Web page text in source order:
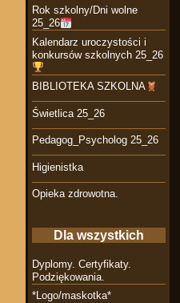
Rok szkolny/Dni wolne
25_26
Kalendarz uroczystości i
konkursów szkolnych 25_26
BIBLIOTEKA SZKOLNA
Świetlica 25_26
Pedagog_Psycholog 25_26
Higienistka
Opieka zdrowotna.
Dla wszystkich
Dyplomy. Certyfikaty.
Podziękowania.
*Logo/maskotka*